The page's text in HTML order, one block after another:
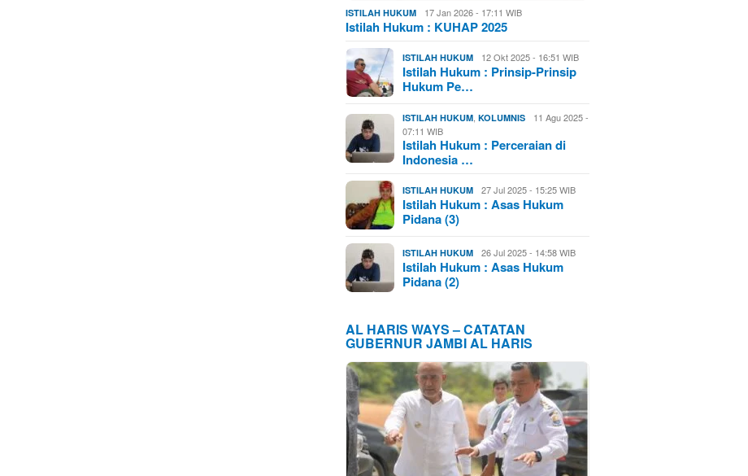
ISTILAH HUKUM 17 Jan 2026 - 17:11 WIB
Istilah Hukum : KUHAP 2025
ISTILAH HUKUM 12 Okt 2025 - 16:51 WIB
Istilah Hukum : Prinsip-Prinsip
Hukum Pe…
ISTILAH HUKUM ,KOLUMNIS
11 Agu 2025 -
07:11 WIB
Istilah Hukum : Perceraian di
Indonesia …
ISTILAH HUKUM 27 Jul 2025 - 15:25 WIB
Istilah Hukum : Asas Hukum
Pidana (3)
ISTILAH HUKUM 26 Jul 2025 - 14:58 WIB
Istilah Hukum : Asas Hukum
Pidana (2)
AL HARIS WAYS – CATATAN
GUBERNUR JAMBI AL HARIS